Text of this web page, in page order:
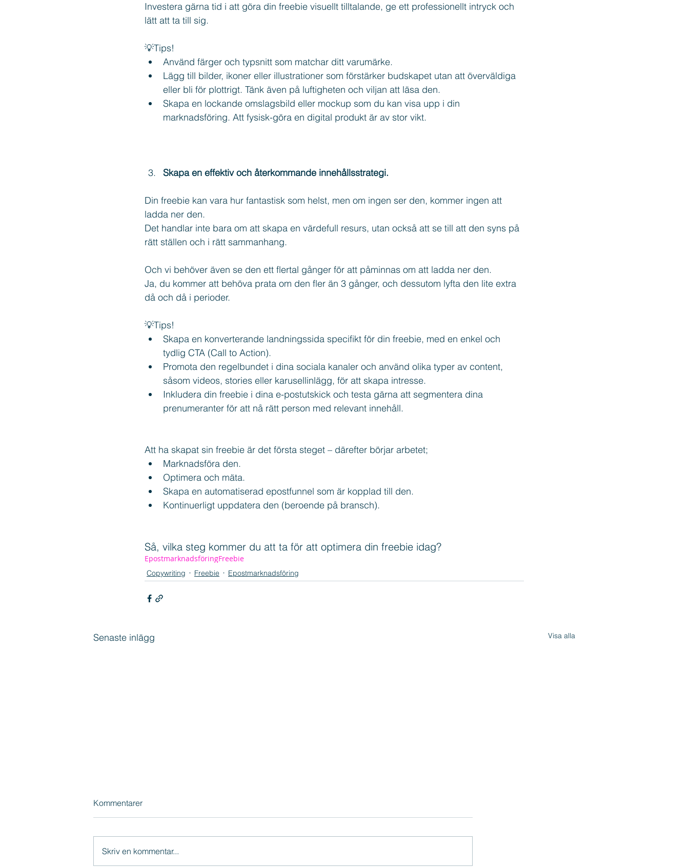
Investera gärna tid i att göra din freebie visuellt tilltalande, ge ett professionellt intryck och
lätt att ta till sig.
💡Tips!
Använd färger och typsnitt som matchar ditt varumärke.
Lägg till bilder, ikoner eller illustrationer som förstärker budskapet utan att överväldiga
eller bli för plottrigt. Tänk även på luftigheten och viljan att läsa den.
Skapa en lockande omslagsbild eller mockup som du kan visa upp i din
marknadsföring. Att fysisk-göra en digital produkt är av stor vikt.
Skapa en effektiv och återkommande innehållsstrategi.
Din freebie kan vara hur fantastisk som helst, men om ingen ser den, kommer ingen att
ladda ner den.
Det handlar inte bara om att skapa en värdefull resurs, utan också att se till att den syns på
rätt ställen och i rätt sammanhang.
Och vi behöver även se den ett flertal gånger för att påminnas om att ladda ner den.
Ja, du kommer att behöva prata om den fler än 3 gånger, och dessutom lyfta den lite extra
då och då i perioder.
💡Tips!
Skapa en konverterande landningssida specifikt för din freebie, med en enkel och
tydlig CTA (Call to Action).
Promota den regelbundet i dina sociala kanaler och använd olika typer av content,
såsom videos, stories eller karusellinlägg, för att skapa intresse.
Inkludera din freebie i dina e-postutskick och testa gärna att segmentera dina
prenumeranter för att nå rätt person med relevant innehåll.
Att ha skapat sin freebie är det första steget – därefter börjar arbetet;
Marknadsföra den.
Optimera och mäta.
Skapa en automatiserad epostfunnel som är kopplad till den.
Kontinuerligt uppdatera den (beroende på bransch).
Så, vilka steg kommer du att ta för att optimera din freebie idag?
EpostmarknadsföringFreebie
Copywriting Freebie Epostmarknadsföring
Senaste inlägg Visa alla
Kommentarer
Skriv en kommentar...